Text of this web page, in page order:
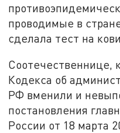
проводимые в
сделала тест на
Соотечественнице,
Кодекса об
РФ вменили и
постановления
России от 18 марта